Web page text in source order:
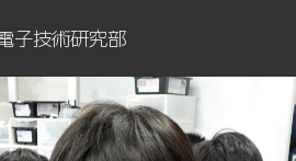
子技術研究部